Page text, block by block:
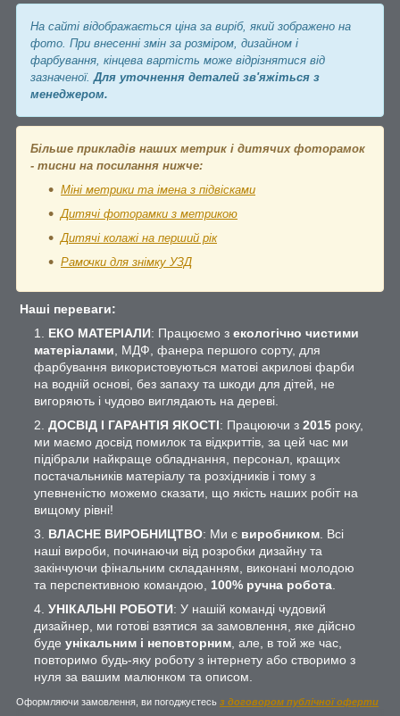
На сайті відображається ціна за виріб, який зображено на
фото. При внесенні змін за розміром, дизайном і
фарбування, кінцева вартість може відрізнятися від
зазначеної. Для уточнення деталей зв'яжіться з
менеджером.
Більше прикладів наших метрик і дитячих фоторамок
- тисни на посилання нижче:
Міні метрики та імена з підвісками
Дитячі фоторамки з метрикою
Дитячі колажі на перший рік
Рамочки для знімку УЗД
Наші переваги:
ЕКО МАТЕРІАЛИ: Працюємо з екологічно чистими
матеріалами , МДФ, фанера першого сорту, для
фарбування використовуються матові акрилові фарби
на водній основі, без запаху та шкоди для дітей, не
вигоряють і чудово виглядають на дереві.
ДОСВІД І ГАРАНТІЯ ЯКОСТІ: Працюючи з 2015 року,
ми маємо досвід помилок та відкриттів, за цей час ми
підібрали найкраще обладнання, персонал, кращих
постачальників матеріалу та розхідників і тому з
упевненістю можемо сказати, що якість наших робіт на
вищому рівні!
ВЛАСНЕ ВИРОБНИЦТВО: Ми є виробником . Всі
наші вироби, починаючи від розробки дизайну та
закінчуючи фінальним складанням, виконані молодою
та перспективною командою, 100% ручна робота
УНІКАЛЬНІ РОБОТИ: У нашій команді чудовий
дизайнер, ми готові взятися за замовлення, яке дійсно
буде унікальним і неповторним , але, в той же час,
повторимо будь-яку роботу з інтернету або створимо з
нуля за вашим малюнком та описом.
Оформляючи замовлення, ви погоджуєтесь з договором публічної оферти